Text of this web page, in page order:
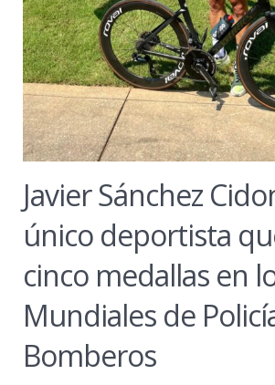
Javier Sánchez
único deportista
cinco medallas en
Mundiales de
Bomberos